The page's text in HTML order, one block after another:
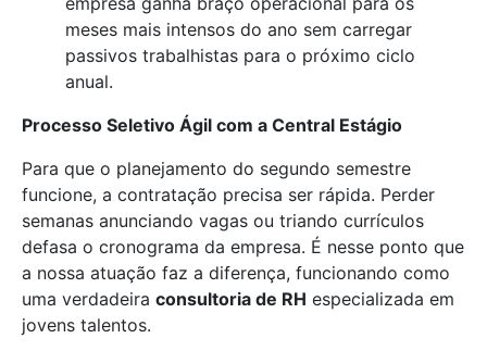
meses mais intensos do ano sem carregar
passivos trabalhistas para o próximo ciclo
anual.
Processo Seletivo Ágil com a Central Estágio
Para que o planejamento do segundo semestre
funcione, a contratação precisa ser rápida. Perder
semanas anunciando vagas ou triando currículos
defasa o cronograma da empresa. É nesse ponto que
a nossa atuação faz a diferença, funcionando como
uma verdadeira consultoria de RH especializada em
jovens talentos.